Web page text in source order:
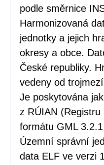
podle směrnice
Harmonizovaná
jednotky a jejich
okresy a obce.
České republiky.
vedeny od
Je poskytována
z RÚIAN
formátu GML
Územní správní
data ELF ve verzi